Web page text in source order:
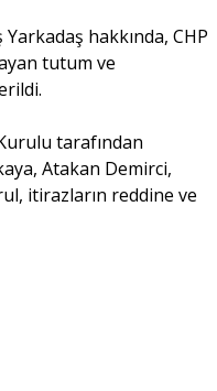
hakkında, CHP
tutum ve
tarafından
Atakan Demirci,
itirazların reddine ve